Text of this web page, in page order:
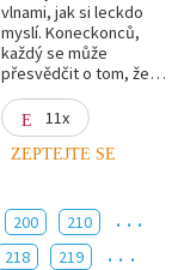
vlnami, jak si leckdo
myslí. Koneckonců,
každý se může
přesvědčit o tom, že…
11x
ZEPTEJTE SE
200 210 ...
218 219 ...